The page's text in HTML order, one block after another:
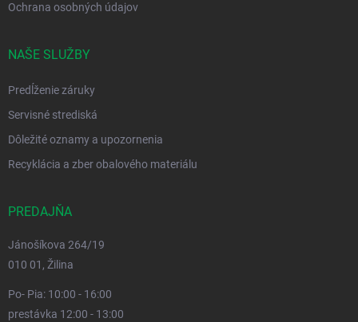
Ochrana osobných údajov
NAŠE SLUŽBY
Predĺženie záruky
Servisné strediská
Dôležité oznamy a upozornenia
Recyklácia a zber obalového materiálu
PREDAJŇA
Jánošíkova 264/19
010 01, Žilina
Po- Pia: 10:00 - 16:00
prestávka 12:00 - 13:00